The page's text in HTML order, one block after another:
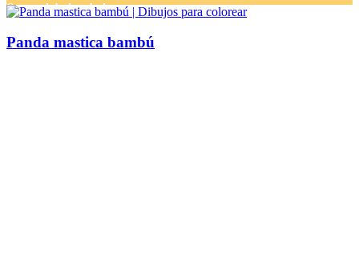
Cuentos de hadas y hadas
Panda mastica bambú